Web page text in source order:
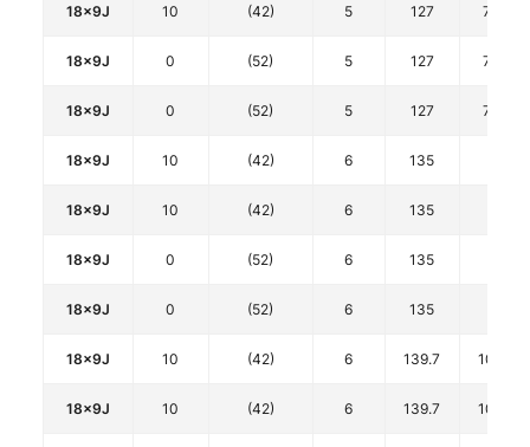
18x9J 10 (42) 5 127 71.7
18x9J 0 (52) 5 127 71.7
18x9J 0 (52) 5 127 71.7
18x9J 10 (42) 6 135
18x9J 10 (42) 6 135
18x9J 0 (52) 6 135
18x9J 0 (52) 6 135
18x9J 10 (42) 6 139.7 106.1
18x9J 10 (42) 6 139.7 106.1